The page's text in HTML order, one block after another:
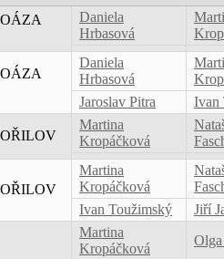
Daniela
Hrbasová
Daniela
Hrbasová
Jaroslav Pitra
Ivan
Martina
Kropáčková
Martina
Kropáčková
Ivan Toužimský
Jiří
Martina
Kropáčková